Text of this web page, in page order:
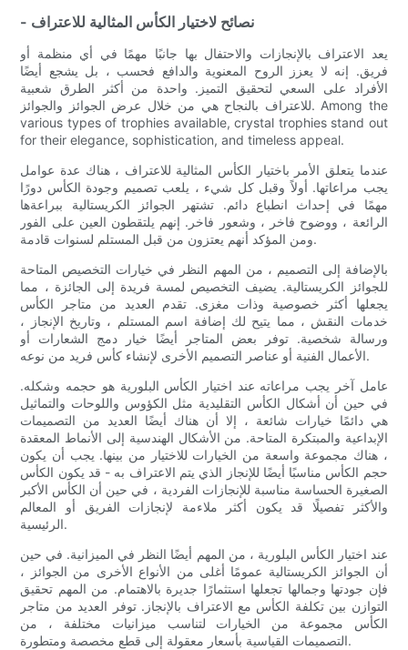
- نصائح لاختيار الكأس المثالية للاعتراف
يعد الاعتراف بالإنجازات والاحتفال بها جانبًا مهمًا في أي منظمة أو
فريق. إنه لا يعزز الروح المعنوية والدافع فحسب ، بل يشجع أيضًا
الأفراد على السعي لتحقيق التميز. واحدة من أكثر الطرق شعبية
للاعتراف بالنجاح هي من خلال عرض الجوائز والجوائز. Among the
various types of trophies available, crystal trophies stand out
for their elegance, sophistication, and timeless appeal.
عندما يتعلق الأمر باختيار الكأس المثالية للاعتراف ، هناك عدة عوامل
يجب مراعاتها. أولاً وقبل كل شيء ، يلعب تصميم وجودة الكأس دورًا
مهمًا في إحداث انطباع دائم. تشتهر الجوائز الكريستالية ببراعةها
الرائعة ، ووضوح فاخر ، وشعور فاخر. إنهم يلتقطون العين على الفور
ومن المؤكد أنهم يعتزون من قبل المستلم لسنوات قادمة.
بالإضافة إلى التصميم ، من المهم النظر في خيارات التخصيص المتاحة
للجوائز الكريستالية. يضيف التخصيص لمسة فريدة إلى الجائزة ، مما
يجعلها أكثر خصوصية وذات مغزى. تقدم العديد من متاجر الكأس
خدمات النقش ، مما يتيح لك إضافة اسم المستلم ، وتاريخ الإنجاز ،
ورسالة شخصية. توفر بعض المتاجر أيضًا خيار دمج الشعارات أو
الأعمال الفنية أو عناصر التصميم الأخرى لإنشاء كأس فريد من نوعه.
عامل آخر يجب مراعاته عند اختيار الكأس البلورية هو حجمه وشكله.
في حين أن أشكال الكأس التقليدية مثل الكؤوس واللوحات والتماثيل
هي دائمًا خيارات شائعة ، إلا أن هناك أيضًا العديد من التصميمات
الإبداعية والمبتكرة المتاحة. من الأشكال الهندسية إلى الأنماط المعقدة
، هناك مجموعة واسعة من الخيارات للاختيار من بينها. يجب أن يكون
حجم الكأس مناسبًا أيضًا للإنجاز الذي يتم الاعتراف به - قد يكون الكأس
الصغيرة الحساسة مناسبة للإنجازات الفردية ، في حين أن الكأس الأكبر
والأكثر تفصيلًا قد يكون أكثر ملاءمة لإنجازات الفريق أو المعالم
الرئيسية.
عند اختيار الكأس البلورية ، من المهم أيضًا النظر في الميزانية. في حين
أن الجوائز الكريستالية عمومًا أغلى من الأنواع الأخرى من الجوائز ،
فإن جودتها وجمالها تجعلها استثمارًا جديرة بالاهتمام. من المهم تحقيق
التوازن بين تكلفة الكأس مع الاعتراف بالإنجاز. توفر العديد من متاجر
الكأس مجموعة من الخيارات لتناسب ميزانيات مختلفة ، من
التصميمات القياسية بأسعار معقولة إلى قطع مخصصة ومتطورة.